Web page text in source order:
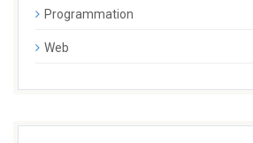
Programmation
Web